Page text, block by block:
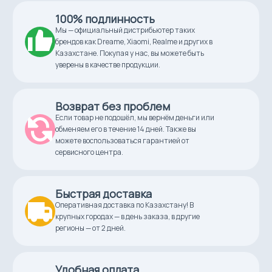
Фильтр тонкой очистки
Объем резервуара для
жидкости
Цвет
белый
Потребляемая мощность
Мощность всасывания
255,0 Вт
100% подлинность
Мы — официальный дистрибьютер таких
брендов как Dreame, Xiaomi, Realme и других в
Казахстане. Покупая у нас, вы можете быть
уверены в качестве продукции.
Возврат без проблем
Если товар не подошёл, мы вернём деньги или
обменяем его в течение 14 дней. Также вы
можете воспользоваться гарантией от
сервисного центра.
Быстрая доставка
Оперативная доставка по Казахстану! В
крупных городах — в день заказа, в другие
регионы — от 2 дней.